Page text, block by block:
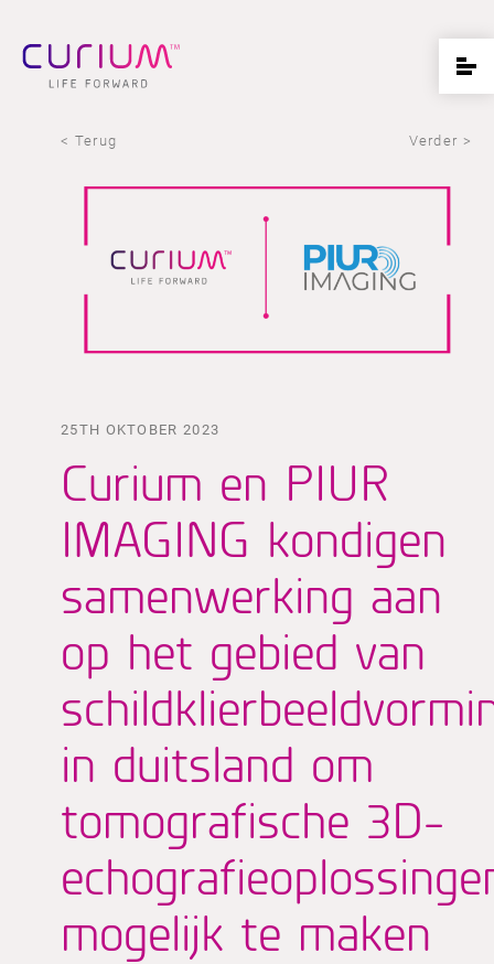
< Terug Verder >
25TH OKTOBER 2023
Curium en PIUR
IMAGING kondigen
samenwerking aan
op het gebied van
in duitsland om
tomografische 3D-
mogelijk te maken